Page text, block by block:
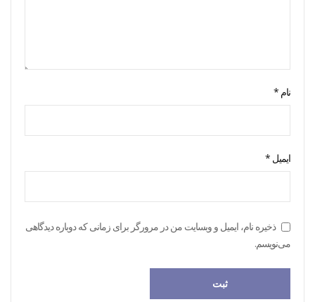
نام *
ایمیل *
ذخیره نام، ایمیل و وبسایت من در مرورگر برای زمانی که دوباره دیدگاهی
می‌نویسم.